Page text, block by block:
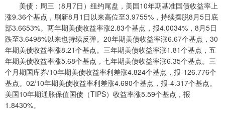
美债：周三（8月7日）纽约尾盘，美国10年期基准国债收益率上
涨9.36个基点，刷新8月1日以来高位至3.9755%，持续摆脱8月5日底
部3.6653%。两年期美债收益率涨2.83个基点，报4.0034%，8月5日
跌至3.6498%以来也持续反弹。20年期美债收益率涨6.67个基点，30
年期美债收益率涨8.21个基点。三年期美债收益率涨1.81个基点，五
年期美债收益率涨5.68个基点，七年期美债收益率涨6.35个基点。三
个月期国库券/10年期美债收益率利差涨4.824个基点，报-126.776个
基点。02/10年期美债收益率利差涨4.690个基点，报-4.317个基点。
美国10年期通胀保值国债（TIPS）收益率涨5.59个基点，报
1.8430%。